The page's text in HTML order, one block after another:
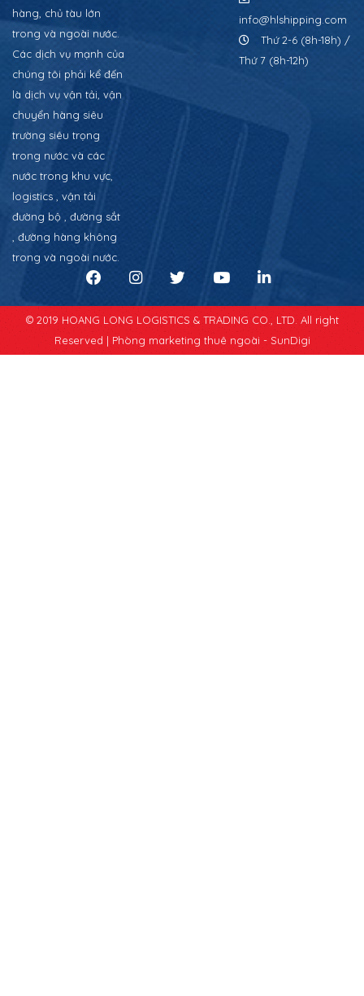
hàng, chủ tàu lớn
trong và ngoài nước.
Các dịch vụ mạnh của
chúng tôi phải kể đến
là dịch vụ vận tải, vận
chuyển hàng siêu
trường siêu trọng
trong nước và các
nước trong khu vực,
logistics , vận tải
đường bộ , đường sắt
, đường hàng không
trong và ngoài nước.
info@hlshipping.com
Thứ 2-6 (8h-18h) /
Thứ 7 (8h-12h)
© 2019 HOANG LONG LOGISTICS & TRADING CO., LTD. All right
Reserved | Phòng marketing thuê ngoài - SunDigi